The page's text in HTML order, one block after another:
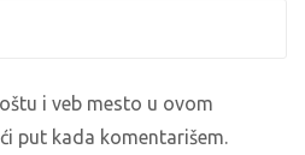
i veb mesto u ovom
put kada komentarišem.